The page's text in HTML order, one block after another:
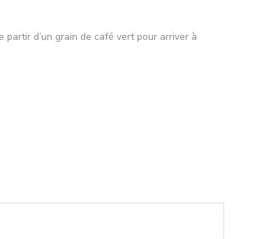
d’un grain de café vert pour arriver à